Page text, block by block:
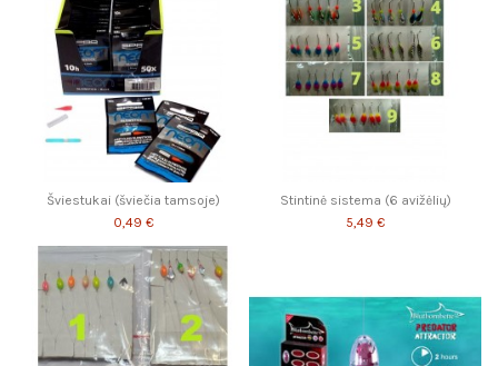
Šviestukai (šviečia tamsoje)
0,49 €
Stintinė sistema (6 avižėlių)
5,49 €